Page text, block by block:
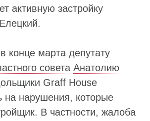
активную застройку
конце марта депутату
совета Анатолию
Graff House
на нарушения, которые
В частности, жалоба